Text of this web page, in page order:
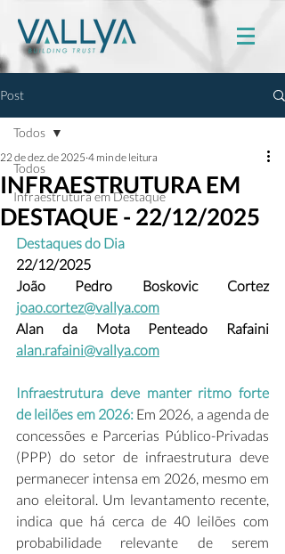
Post
Todos
Infraestrutura em Destaque
Todos
INFRAESTRUTURA EM
DESTAQUE - 22/12/2025
22 de dez. de 2025 4 min de leitura
Destaques do Dia
22/12/2025
João Pedro Boskovic Cortez
joao.cortez@vallya.com
alan.rafaini@vallya.com
Infraestrutura deve manter ritmo forte
de leilões em 2026: Em 2026, a agenda de
concessões e Parcerias Público-Privadas
(PPP) do setor de infraestrutura deve
permanecer intensa em 2026, mesmo em
ano eleitoral. Um levantamento recente,
indica que há cerca de 40 leilões com
probabilidade relevante de serem